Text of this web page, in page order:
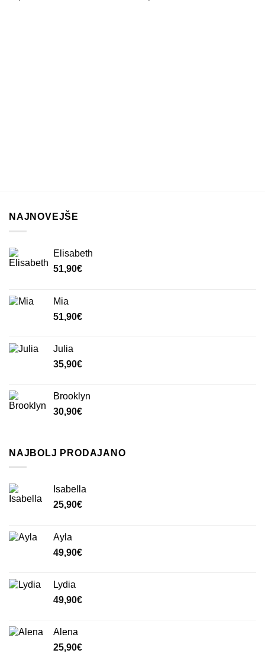
NAJNOVEJŠE
Elisabeth
51,90€
Mia
51,90€
Julia
35,90€
Brooklyn
30,90€
NAJBOLJ PRODAJANO
Isabella
25,90€
Ayla
49,90€
Lydia
49,90€
Alena
25,90€